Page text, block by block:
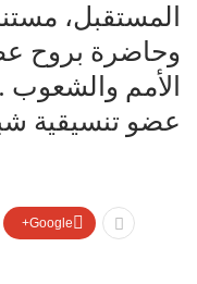
المستقبل،
وحاضرة بروح
الأمم والشعوب .
عضو تنسيقية
Google+